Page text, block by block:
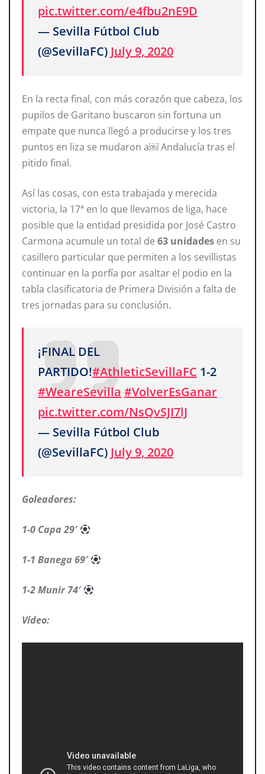
pic.twitter.com/e4fbu2nE9D
— Sevilla Fútbol Club
(@SevillaFC) July 9, 2020
En la recta final, con más corazón que cabeza, los
pupilos de Garitano buscaron sin fortuna un
empate que nunca llegó a producirse y los tres
puntos en liza se mudaron a￼ Andalucía tras el
pitido final.
Así las cosas, con esta trabajada y merecida
victoria, la 17ª en lo que llevamos de liga, hace
posible que la entidad presidida por José Castro
Carmona acumule un total de 63 unidades en su
casillero particular que permiten a los sevillistas
continuar en la porfía por asaltar el podio en la
tabla clasificatoria de Primera División a falta de
tres jornadas para su conclusión.
¡FINAL DEL
PARTIDO!#AthleticSevillaFC 1-2
#WeareSevilla #VolverEsGanar
pic.twitter.com/NsQvSJI7lJ
— Sevilla Fútbol Club
(@SevillaFC) July 9, 2020
Goleadores:
1-0 Capa 29′
1-1 Banega 69′
1-2 Munir 74′
Vídeo: